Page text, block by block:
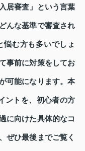
居審査」という言葉
んな基準で審査され
悩む方も多いでしょ
事前に対策をしてお
可能になります。本
ントを、初心者の方
に向けた具体的なコ
ぜひ最後までご覧く